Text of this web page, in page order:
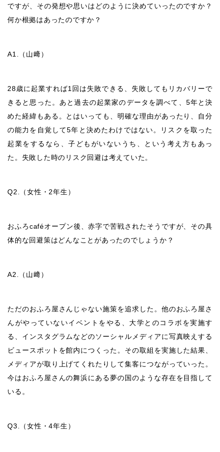
ですが、その発想や思いはどのように決めていったのですか？
何か根拠はあったのですか？
A1. （山﨑）
28歳に起業すれば1 回は失敗できる、失敗してもリカバリーで
きると思った。あと過去の起業家のデータを調べて、 5年と決
めた経緯もある。とはいっても、明確な理由があったり、自分
の能力を自覚して5年と決めたわけではない。リスクを取った
起業をするなら、子どもがいないうち、という考え方もあっ
た。失敗した時のリスク回避は考えていた。
Q2. （女性・ 2年生）
おふろcaféオープン後、赤字で苦戦されたそうですが、その具
体的な回避策はどんなことがあったのでしょうか？
A2. （山﨑）
ただのおふろ屋さんじゃない施策を追求した。他のおふろ屋さ
んがやっていないイベントをやる、大学とのコラボを実施す
る、インスタグラムなどのソーシャルメディアに写真映えする
ビュースポットを館内につくった。その取組を実施した結果、
メディアが取り上げてくれたりして集客につながっていった。
今はおふろ屋さんの舞浜にある夢の国のような存在を目指して
いる。
Q3. （女性・4年生）